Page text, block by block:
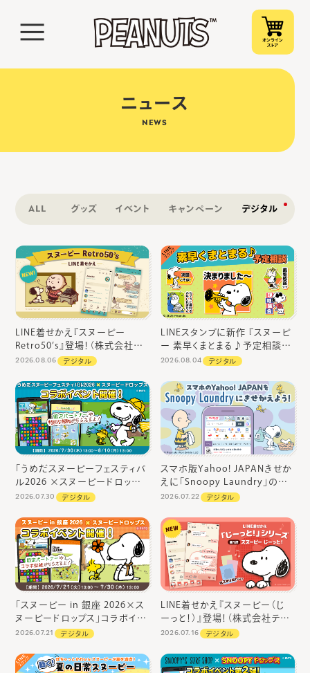
ニュース
NEWS
ALL グッズ イベント キャンペーン デジタル
LINE着せかえ『スヌーピー
Retro50’s』登場！（株式会社テ
レビ東京コミュニケーションズ）
2026.08.06 デジタル
LINEスタンプに新作 『スヌーピ
ー 素早くまとまる♪予定相談』
が登場！（株式会社テレビ東京コ
2026.08.04 デジタル
「うめだスヌーピーフェスティバ
ル2026 ×スヌーピードロップ
ス」コラボイベントやキャンペー
2026.07.30 デジタル
スマホ版Yahoo! JAPANきせか
えに「Snoopy Laundry」の新
デザイン登場！ （株式会社テレビ
2026.07.22 デジタル
「スヌーピー in 銀座 2026×ス
ヌーピードロップス」コラボイベ
ントやキャンペーンを開催（株式
2026.07.21 デジタル
LINE着せかえ『スヌーピー（じ
ーっと！）』登場！（株式会社テレ
ビ東京コミュニケーションズ）
2026.07.16 デジタル